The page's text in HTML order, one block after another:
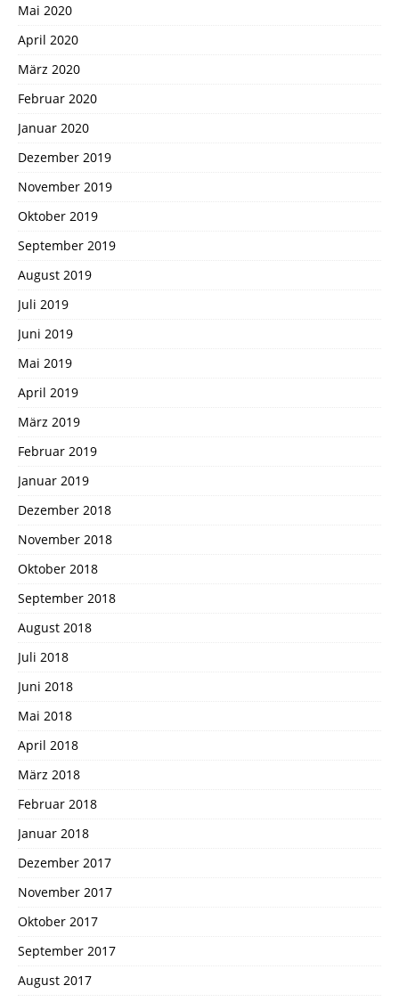
Mai 2020
April 2020
März 2020
Februar 2020
Januar 2020
Dezember 2019
November 2019
Oktober 2019
September 2019
August 2019
Juli 2019
Juni 2019
Mai 2019
April 2019
März 2019
Februar 2019
Januar 2019
Dezember 2018
November 2018
Oktober 2018
September 2018
August 2018
Juli 2018
Juni 2018
Mai 2018
April 2018
März 2018
Februar 2018
Januar 2018
Dezember 2017
November 2017
Oktober 2017
September 2017
August 2017